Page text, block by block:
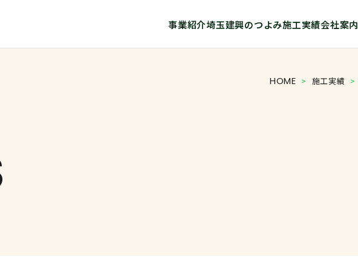
事業紹介埼玉建興のつよみ施工実績会社案内
HOME > 施工実績 >